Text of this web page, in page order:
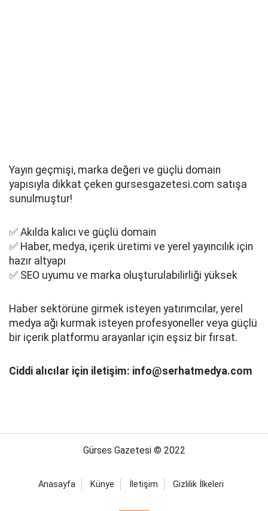
Yayın geçmişi, marka değeri ve güçlü domain
yapısıyla dikkat çeken gursesgazetesi.com satışa
sunulmuştur!
✅ Akılda kalıcı ve güçlü domain
✅ Haber, medya, içerik üretimi ve yerel yayıncılık için
hazır altyapı
✅ SEO uyumu ve marka oluşturulabilirliği yüksek
Haber sektörüne girmek isteyen yatırımcılar, yerel
medya ağı kurmak isteyen profesyoneller veya güçlü
bir içerik platformu arayanlar için eşsiz bir fırsat.
Ciddi alıcılar için iletişim: info@serhatmedya.com
Gürses Gazetesi © 2022
Anasayfa Künye İletişim Gizlilik İlkeleri